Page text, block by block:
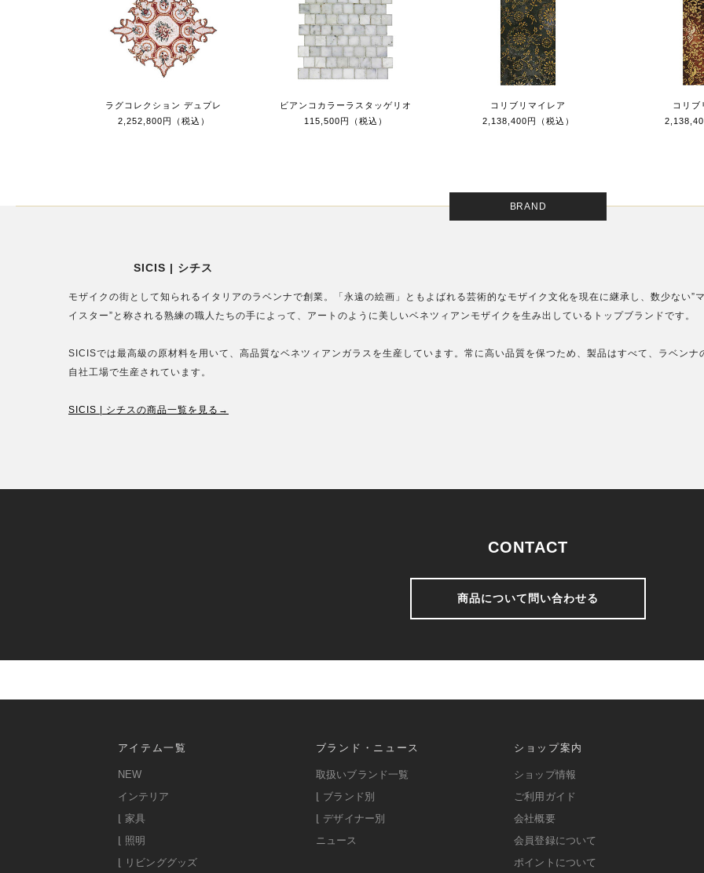
ラグコレクション デュプレ
2,252,800円（税込）
ビアンコカラーラスタッゲリオ
115,500円（税込）
コリブリマイレア
2,138,400円（税込）
コリブ
BRAND
SICIS | シチス
モザイクの街として知られるイタリアのラベンナで創業。「永遠の絵画」ともよばれる芸術的なモザイク文化を現在に継承し、数少ない”
イスター”と称される熟練の職人たちの手によって、アートのように美しいベネツィアンモザイクを生み出しているトップブランドです。
SICISでは最高級の原材料を用いて、高品質なベネツィアンガラスを生産しています。常に高い品質を保つため、製品はすべて、ラベンナ
自社工場で生産されています。
SICIS | シチスの商品一覧を見る→
CONTACT
商品について問い合わせる
アイテム一覧
NEW
インテリア
⌊ 家具
⌊ 照明
⌊ リビンググッズ
ブランド・ニュース
取扱いブランド一覧
⌊ ブランド別
⌊ デザイナー別
ニュース
ショップ案内
ショップ情報
ご利用ガイド
会社概要
会員登録について
ポイントについて